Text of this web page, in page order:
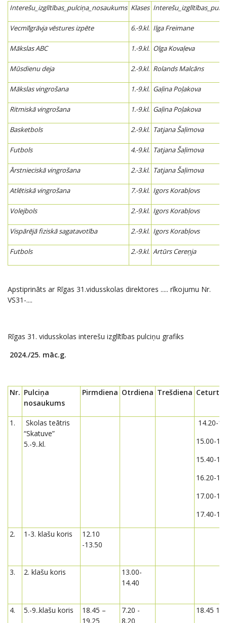
Interešu_izglītības_pulciņa_nosaukums Klases
Vecmīlgrāvja vēstures izpēte 6.-9.kl. Ilga Freimane
Mākslas ABC 1.-9.kl. Olga Kovaļeva
Mūsdienu deja 2.-9.kl. Rolands Malcāns
Mākslas vingrošana 1.-9.kl. Gaļina Poļakova
Ritmiskā vingrošana 1.-9.kl. Gaļina Poļakova
Basketbols 2.-9.kl. Tatjana Šaļimova
Futbols 4.-9.kl. Tatjana Šaļimova
Ārstnieciskā vingrošana 2.-3.kl. Tatjana Šaļimova
Atlētiskā vingrošana 7.-9.kl. Igors Korabļovs
Volejbols 2.-9.kl. Igors Korabļovs
Vispārējā fiziskā sagatavotība 2.-9.kl. Igors Korabļovs
Futbols 2.-9.kl. Artūrs Cereņja
Apstiprināts ar Rīgas 31.vidusskolas direktores ..... rīkojumu Nr.
VS31-....
Rīgas 31. vidusskolas interešu izglītības pulciņu grafiks
2024./25. māc.g.
Nr. Pulciņa
nosaukums
Pirmdiena Otrdiena Trešdiena
1.
Skolas teātris
“Skatuve”
5.-9..kl.
14.20-
15.00-
15.40-
16.20-
17.00-
17.40-
2. 1-3. klašu koris
12.10
-13.50
3. 2. klašu koris
13.00-
14.40
4. 5.-9..klašu koris
18.45 –
19.25
7.20 -
8.20
18.45